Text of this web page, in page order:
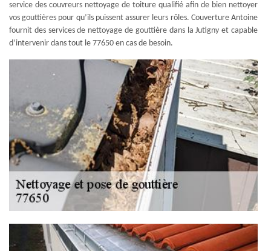
service des couvreurs nettoyage de toiture qualifié afin de bien nettoyer
vos gouttières pour qu’ils puissent assurer leurs rôles. Couverture Antoine
fournit des services de nettoyage de gouttière dans la Jutigny et capable
d’intervenir dans tout le 77650 en cas de besoin.